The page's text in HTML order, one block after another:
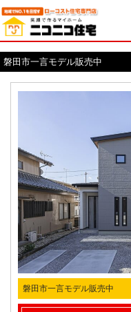
磐田市一言モデル販売中
磐田市一言モデル販売中